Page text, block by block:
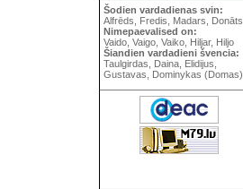
Šodien vardadienas svin:
Alfrēds, Fredis, Madars, Donāts
Nimepaevalised on:
Vaido, Vaigo, Vaiko, Hiljar, Hiljo
Šiandien vardadieni švencia:
Taulgirdas, Daina, Elidijus,
Gustavas, Dominykas (Domas)